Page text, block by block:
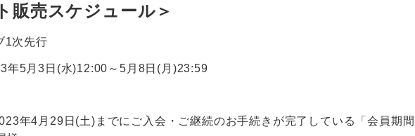
販売スケジュール＞
1次先行
年5月3日(水)12:00～5月8日(月)23:59
年4月29日(土)までにご入会・ご継続のお手続きが完了している「会員期